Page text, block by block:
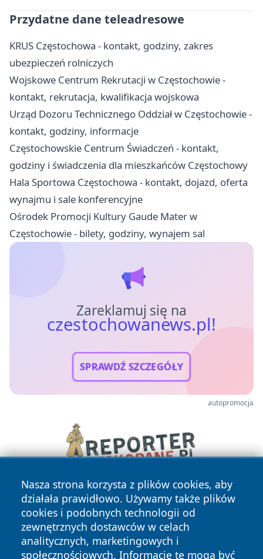
Przydatne dane teleadresowe
KRUS Częstochowa - kontakt, godziny, zakres
ubezpieczeń rolniczych
Wojskowe Centrum Rekrutacji w Częstochowie -
kontakt, rekrutacja, kwalifikacja wojskowa
Urząd Dozoru Technicznego Oddział w Częstochowie -
kontakt, godziny, informacje
Częstochowskie Centrum Świadczeń - kontakt,
godziny i świadczenia dla mieszkańców Częstochowy
Hala Sportowa Częstochowa - kontakt, dojazd, oferta
wynajmu i sale konferencyjne
Ośrodek Promocji Kultury Gaude Mater w
Częstochowie - bilety, godziny, wynajem sal
Zareklamuj się na
czestochowanews.pl!
SPRAWDŹ SZCZEGÓŁY
autopromocja
Nasza strona korzysta z plików cookies, aby
działała prawidłowo. Używamy także plików
cookies i podobnych technologii od
zewnętrznych dostawców w celach
analitycznych, marketingowych i
społecznościowych. Informacje te mogą być